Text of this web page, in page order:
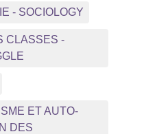
- SOCIOLOGY
CLASSES -
ET AUTO-
DES